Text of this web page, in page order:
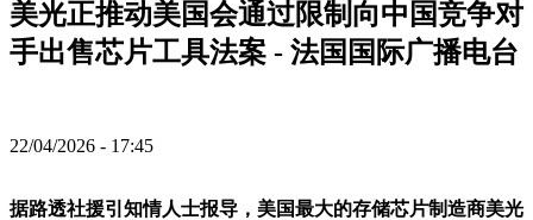
美光正推动美国会通过限制向中国竞争对
手出售芯片工具法案 - 法国国际广播电台
22/04/2026 - 17:45
据路透社援引知情人士报导，美国最大的存储芯片制造商美光